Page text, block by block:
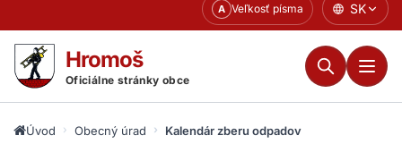
obsahu
A Veľkosť písma SK
Hromoš
Oficiálne stránky obce
Úvod Obecný úrad Kalendár zberu odpadov